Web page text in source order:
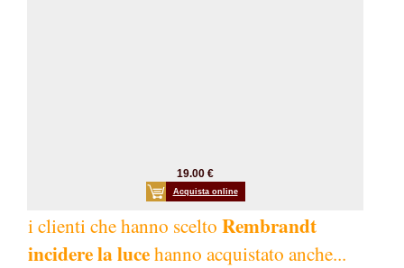
19.00 €
Acquista online
i clienti che hanno scelto Rembrandt
incidere la lucehanno acquistato anche...